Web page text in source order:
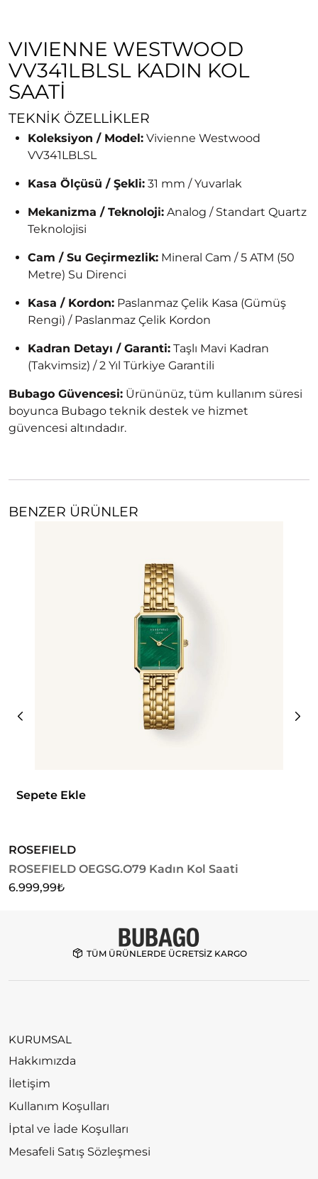
VIVIENNE WESTWOOD
VV341LBLSL KADIN KOL
SAATI
TEKNIK ÖZELLIKLER
Koleksiyon / Model: Vivienne Westwood
VV341LBLSL
Kasa Ölçüsü / Şekli: 31 mm / Yuvarlak
Mekanizma / Teknoloji: Analog / Standart Quartz
Teknolojisi
Cam / Su Geçirmezlik: Mineral Cam / 5 ATM (50
Metre) Su Direnci
Kasa / Kordon: Paslanmaz Çelik Kasa (Gümüş
Rengi) / Paslanmaz Çelik Kordon
Kadran Detayı / Garanti: Taşlı Mavi Kadran
(Takvimsiz) / 2 Yıl Türkiye Garantili
Bubago Güvencesi: Ürününüz, tüm kullanım süresi
boyunca Bubago teknik destek ve hizmet
güvencesi altındadır.
BENZER ÜRÜNLER
Sepete Ekle
ROSEFIELD
ROSEFIELD OEGSG.O79 Kadın Kol Saati
6.999,99₺
TÜM ÜRÜNLERDE ÜCRETSİZ KARGO
KURUMSAL
Hakkımızda
İletişim
Kullanım Koşulları
İptal ve İade Koşulları
Mesafeli Satış Sözleşmesi